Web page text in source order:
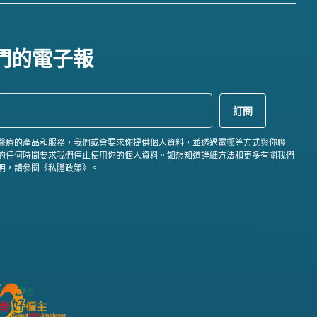
的電子報
療的產品和服務，我們或會要求你提供個人資料，並透過電郵等方式與你聯
任何時間要求我們停止使用你的個人資料。如想知道詳細方法和更多有關我們
，請參閱《私隱政策》。